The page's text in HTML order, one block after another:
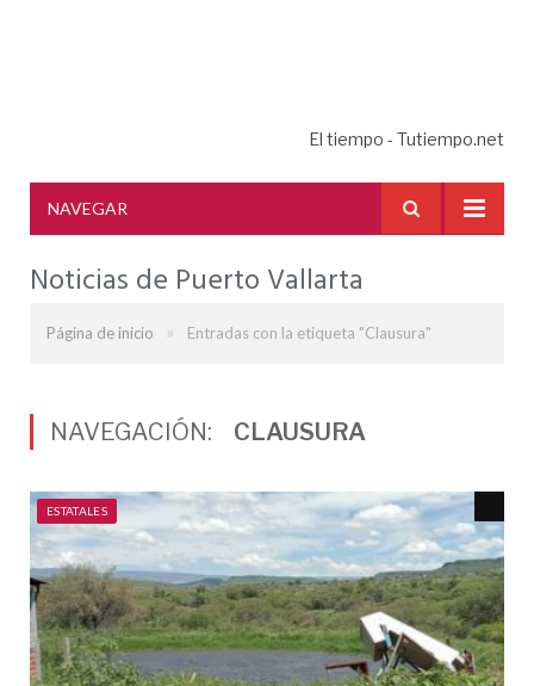
El tiempo - Tutiempo.net
NAVEGAR
Noticias de Puerto Vallarta
Página de inicio » Entradas con la etiqueta "Clausura"
NAVEGACIÓN: CLAUSURA
ESTATALES